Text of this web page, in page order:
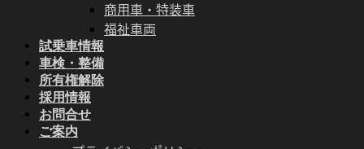
商用車・特装車
福祉車両
試乗車情報
車検・整備
所有権解除
採用情報
お問合せ
ご案内